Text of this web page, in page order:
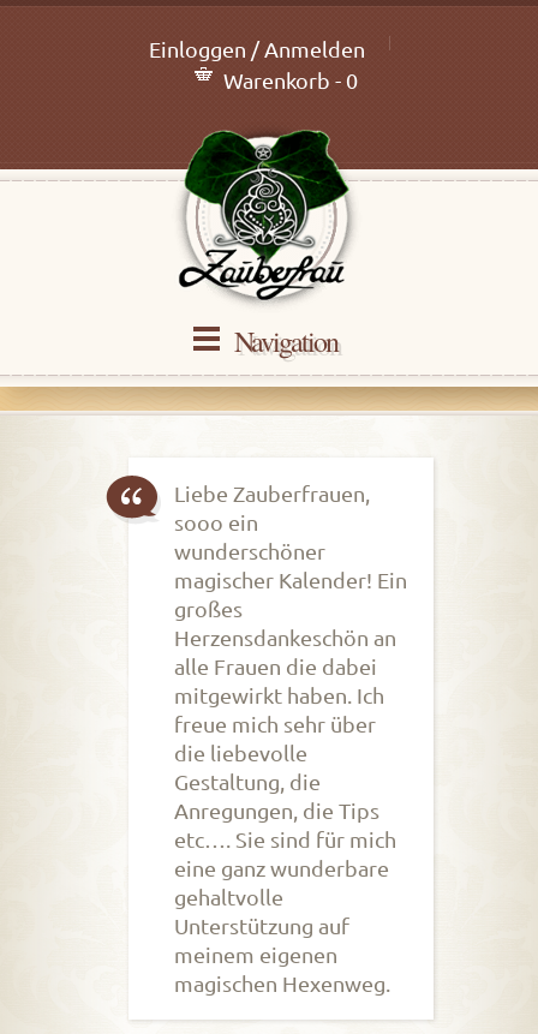
Einloggen / Anmelden
Warenkorb - 0
Navigation
Liebe Zauberfrauen,
sooo ein
wunderschöner
magischer Kalender! Ein
großes
Herzensdankeschön an
alle Frauen die dabei
mitgewirkt haben. Ich
freue mich sehr über
die liebevolle
Gestaltung, die
Anregungen, die Tips
etc…. Sie sind für mich
eine ganz wunderbare
gehaltvolle
Unterstützung auf
meinem eigenen
magischen Hexenweg.